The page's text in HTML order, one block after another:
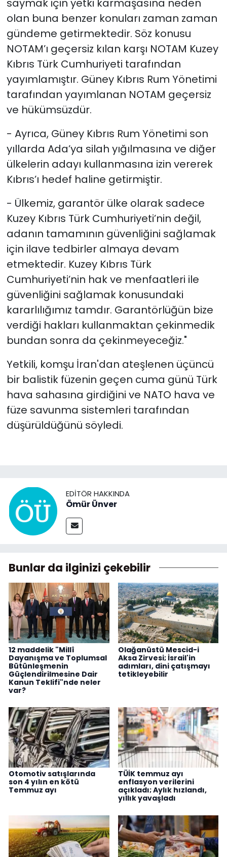
saymak için yetki karmaşasına neden
olan buna benzer konuları zaman zaman
gündeme getirmektedir. Söz konusu
NOTAM’ı geçersiz kılan karşı NOTAM Kuzey
Kıbrıs Türk Cumhuriyeti tarafından
yayımlamıştır. Güney Kıbrıs Rum Yönetimi
tarafından yayımlanan NOTAM geçersiz
ve hükümsüzdür.
- Ayrıca, Güney Kıbrıs Rum Yönetimi son
yıllarda Ada’ya silah yığılmasına ve diğer
ülkelerin adayı kullanmasına izin vererek
Kıbrıs’ı hedef haline getirmiştir.
- Ülkemiz, garantör ülke olarak sadece
Kuzey Kıbrıs Türk Cumhuriyeti’nin değil,
adanın tamamının güvenliğini sağlamak
için ilave tedbirler almaya devam
etmektedir. Kuzey Kıbrıs Türk
Cumhuriyeti’nin hak ve menfaatleri ile
güvenliğini sağlamak konusundaki
kararlılığımız tamdır. Garantörlüğün bize
verdiği hakları kullanmaktan çekinmedik
bundan sonra da çekinmeyeceğiz."
Yetkili, komşu İran'dan ateşlenen üçüncü
bir balistik füzenin geçen cuma günü Türk
hava sahasına girdiğini ve NATO hava ve
füze savunma sistemleri tarafından
düşürüldüğünü söyledi.
EDITÖR HAKKINDA
Ömür Ünver
Bunlar da ilginizi çekebilir
12 maddelik "Millî
Dayanışma ve Toplumsal
Bütünleşmenin
Güçlendirilmesine Dair
Kanun Teklifi"nde neler
var?
Olağanüstü Mescid-i
Aksa Zirvesi; İsrail'in
adımları, dini çatışmayı
tetikleyebilir
Otomotiv satışlarında
son 4 yılın en kötü
Temmuz ayı
TÜİK temmuz ayı
enflasyon verilerini
açıkladı; Aylık hızlandı,
yıllık yavaşladı